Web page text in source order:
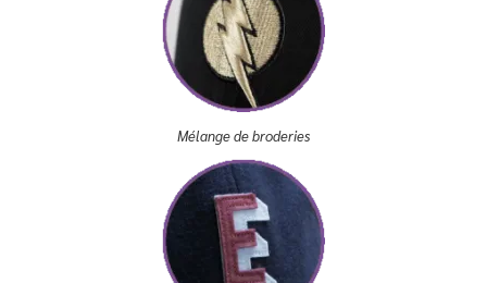
Mélange de broderies